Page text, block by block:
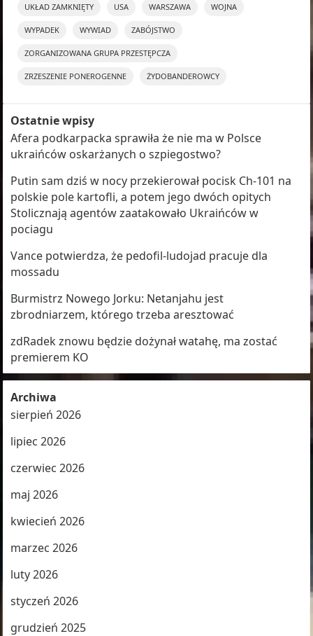
UKŁAD ZAMKNIĘTY USA WARSZAWA WOJNA
WYPADEK WYWIAD ZABÓJSTWO
ZORGANIZOWANA GRUPA PRZESTĘPCZA
ZRZESZENIE PONEROGENNE ŻYDOBANDEROWCY
Ostatnie wpisy
Afera podkarpacka sprawiła że nie ma w Polsce
ukraińców oskarżanych o szpiegostwo?
Putin sam dziś w nocy przekierował pocisk Ch-101 na
polskie pole kartofli, a potem jego dwóch opitych
Stolicznają agentów zaatakowało Ukraińców w
pociagu
Vance potwierdza, że pedofil-ludojad pracuje dla
mossadu
Burmistrz Nowego Jorku: Netanjahu jest
zbrodniarzem, którego trzeba aresztować
zdRadek znowu będzie dożynał watahę, ma zostać
premierem KO
Archiwa
sierpień 2026
lipiec 2026
czerwiec 2026
maj 2026
kwiecień 2026
marzec 2026
luty 2026
styczeń 2026
grudzień 2025